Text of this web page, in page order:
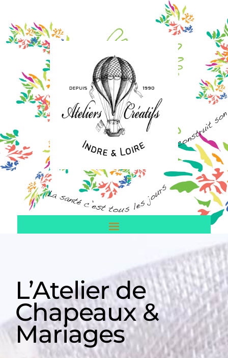
L’Atelier de
Chapeaux &
Mariages